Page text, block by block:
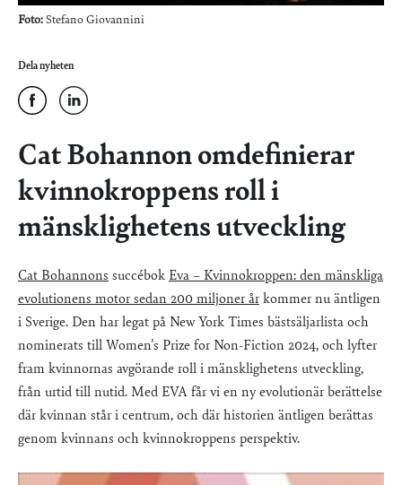
Foto: Stefano Giovannini
Dela nyheten
Cat Bohannon omdefinierar
kvinnokroppens roll i
mänsklighetens utveckling
Cat Bohannons succébok Eva – Kvinnokroppen: den mänskliga
evolutionens motor sedan 200 miljoner årkommer nu äntligen
i Sverige. Den har legat på New York Times bästsäljarlista och
nominerats till Women's Prize for Non-Fiction 2024, och lyfter
fram kvinnornas avgörande roll i mänsklighetens utveckling,
från urtid till nutid. Med EVA får vi en ny evolutionär berättelse
där kvinnan står i centrum, och där historien äntligen berättas
genom kvinnans och kvinnokroppens perspektiv.